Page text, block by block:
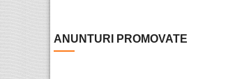
ANUNTURI PROMOVATE